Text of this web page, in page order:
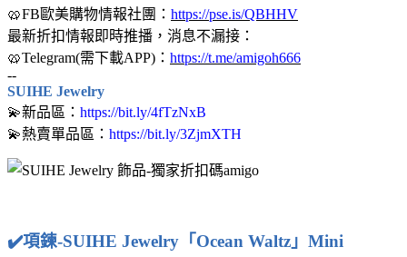
🥨FB歐美購物情報社團： https://pse.is/QBHHV
最新折扣情報即時推播，消息不漏接：
🥨Telegram(需下載APP)： https://t.me/amigoh666
--
SUIHE Jewelry
💫新品區： https://bit.ly/4fTzNxB
💫熱賣單品區： https://bit.ly/3ZjmXTH
✔️項鍊-SUIHE Jewelry「Ocean Waltz」Mini